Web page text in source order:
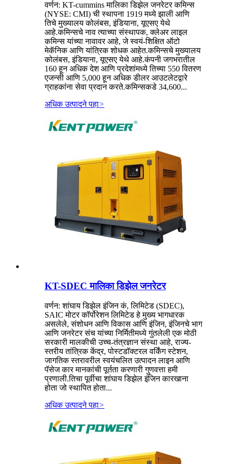
वर्णन: KT-cummins मालिका डिझेल जनरेटर कमिन्स
(NYSE: CMI) ची स्थापना 1919 मध्ये झाली आणि
तिचे मुख्यालय कोलंबस, इंडियाना, यूएसए येथे
आहे.कमिन्सचे नाव त्याच्या संस्थापक, क्लेअर लाइल
कमिन्स यांच्या नावावर आहे, जे स्वयं-शिक्षित ऑटो
मेकॅनिक आणि यांत्रिक शोधक आहेत.कमिन्सचे मुख्यालय
कोलंबस, इंडियाना, यूएसए येथे आहे.कंपनी जगभरातील
160 हून अधिक देश आणि प्रदेशांमध्ये तिच्या 550 वितरण
एजन्सी आणि 5,000 हून अधिक डीलर आउटलेटद्वारे
ग्राहकांना सेवा प्रदान करते.कमिन्सकडे 34,600...
अधिक उत्पादने पहा>
KT-SDEC मालिका डिझेल जनरेटर
वर्णन: शांघाय डिझेल इंजिन कं, लिमिटेड (SDEC),
SAIC मोटर कॉर्पोरेशन लिमिटेड हे मुख्य भागधारक
असलेले, संशोधन आणि विकास आणि इंजिन, इंजिनचे भाग
आणि जनरेटर संच यांच्या निर्मितीमध्ये गुंतलेली एक मोठी
सरकारी मालकीची उच्च-तंत्रज्ञान संस्था आहे, राज्य-
स्तरीय तांत्रिक केंद्र, पोस्टडॉक्टरल वर्किंग स्टेशन,
जागतिक स्तरावरील स्वयंचलित उत्पादन लाइन आणि
पॅसेज कार मानकांची पूर्तता करणारी गुणवत्ता हमी
प्रणाली.तिचा पूर्वीचा शांघाय डिझेल इंजिन कारखाना
होता जो स्थापित होता...
अधिक उत्पादने पहा>